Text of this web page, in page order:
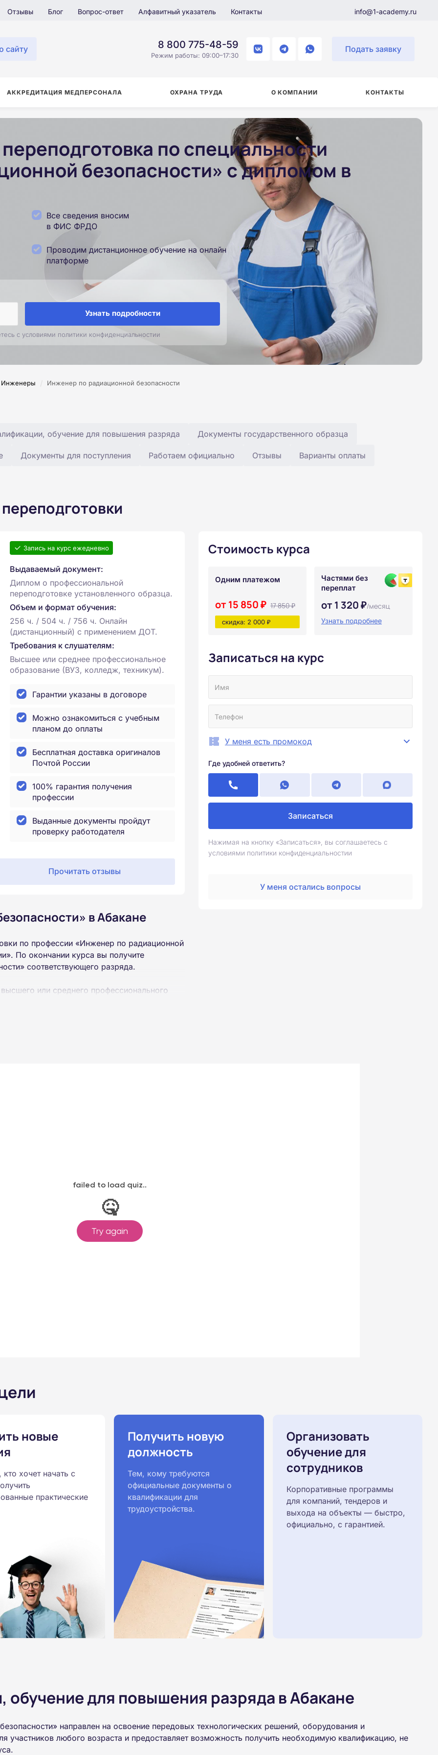
Отзывы Блог Вопрос-ответ Алфавитный указатель Контакты info@1-academy.ru
сайту 8 800 775-48-59
Режим работы: 09:00–17:30
Подать заявку
АККРЕДИТАЦИЯ МЕДПЕРСОНАЛА ОХРАНА ТРУДА О КОМПАНИИ КОНТАКТЫ
по специальности
безопасности» с дипломом в
Все сведения вносим
в ФИС ФРДО
Проводим дистанционное обучение на онлайн
платформе
Узнать подробности
с условиями политики конфиденциальностии
Инженеры / Инженер по радиационной безопасности
обучение для повышения разряда Документы государственного образца
Документы для поступления Работаем официально Отзывы Варианты оплаты
Запись на курс ежедневно
Выдаваемый документ:
Диплом о профессиональной
переподготовке установленного образца.
Объем и формат обучения:
256 ч. / 504 ч. / 756 ч. Онлайн
(дистанционный) с применением ДОТ.
Требования к слушателям:
Высшее или среднее профессиональное
образование (ВУЗ, колледж, техникум).
Гарантии указаны в договоре
Можно ознакомиться с учебным
планом до оплаты
Бесплатная доставка оригиналов
Почтой России
100% гарантия получения
профессии
Выданные документы пройдут
проверку работодателя
Прочитать отзывы
в Абакане
по профессии «Инженер по радиационной
По окончании курса вы получите
соответствующего разряда.
или среднего профессионального
образования.
Стоимость курса
Одним платежом
от 15 850 ₽ 17 850 ₽
скидка: 2 000 ₽
Частями без
переплат
от 1 320 ₽/месяц
Узнать подробнее
Записаться на курс
У меня есть промокод
Где удобней ответить?
Записаться
Нажимая на кнопку «Записаться», вы соглашаетесь с
условиями политики конфиденциальностии
У меня остались вопросы
новые
хочет начать с
практические
Получить новую
должность
Тем, кому требуются
официальные документы о
квалификации для
трудоустройства.
Организовать
обучение для
сотрудников
Корпоративные программы
для компаний, тендеров и
выхода на объекты — быстро,
официально, с гарантией.
для повышения разряда в Абакане
направлен на освоение передовых технологических решений, оборудования и
участников любого возраста и предоставляет возможность получить необходимую квалификацию, не